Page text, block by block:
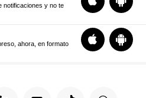
notificaciones y no te
ahora, en formato